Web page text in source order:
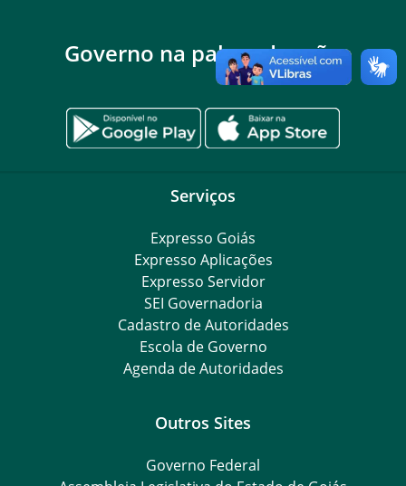
Governo na palma da mão
Serviços
Expresso Goiás
Expresso Aplicações
Expresso Servidor
SEI Governadoria
Cadastro de Autoridades
Escola de Governo
Agenda de Autoridades
Outros Sites
Governo Federal